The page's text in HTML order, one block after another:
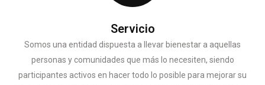
Servicio
Somos una entidad dispuesta a llevar bienestar a aquellas
personas y comunidades que más lo necesiten, siendo
participantes activos en hacer todo lo posible para mejorar su